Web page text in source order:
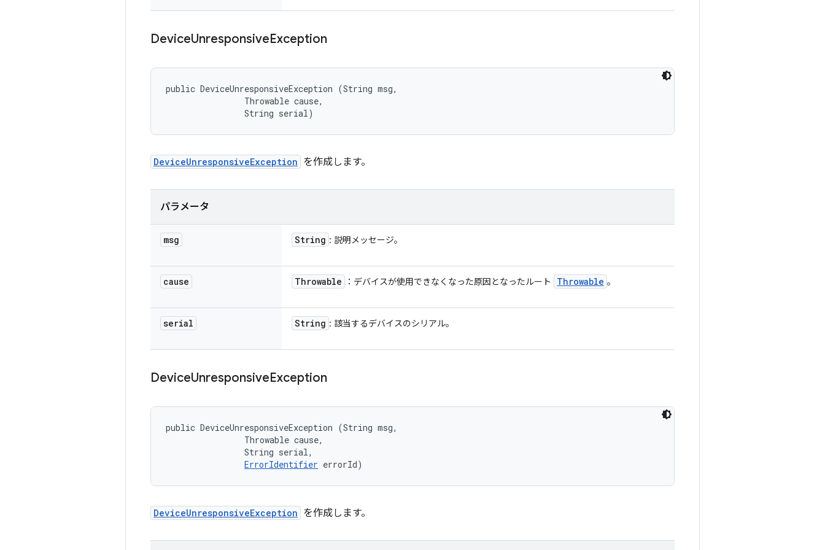
DeviceUnresponsiveException
public DeviceUnresponsiveException (String msg,
                Throwable cause,
                String serial)
DeviceUnresponsiveException を作成します。
パラメータ
msg String : 説明メッセージ。
cause Throwable ：デバイスが使用できなくなった原因となったルート Throwable 。
serial String : 該当するデバイスのシリアル。
DeviceUnresponsiveException
public DeviceUnresponsiveException (String msg,
                Throwable cause,
                String serial,
ErrorIdentifier errorId)
DeviceUnresponsiveException を作成します。